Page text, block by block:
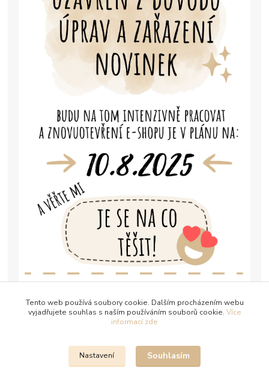
Tento web používá soubory cookie. Dalším procházením webu
vyjadřujete souhlas s naším používáním souborů cookie. Více
informací zde
Nastavení Souhlasím